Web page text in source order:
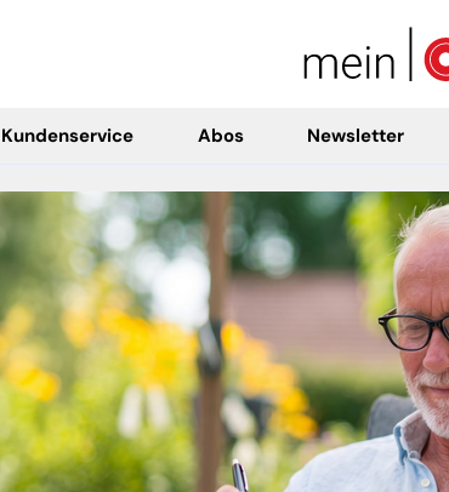
Kundenservice Abos Newsletter